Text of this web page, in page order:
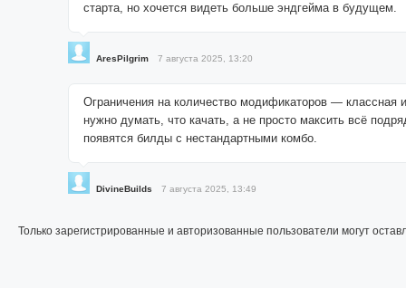
старта, но хочется видеть больше эндгейма в будущем.
AresPilgrim 7 августа 2025, 13:20
Ограничения на количество модификаторов — классная
нужно думать, что качать, а не просто максить всё
появятся билды с нестандартными комбо.
DivineBuilds 7 августа 2025, 13:49
Только зарегистрированные и авторизованные пользователи могут